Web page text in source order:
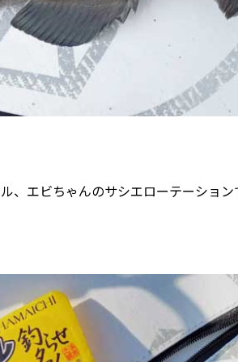
、エビちゃんのサシエローテーショ